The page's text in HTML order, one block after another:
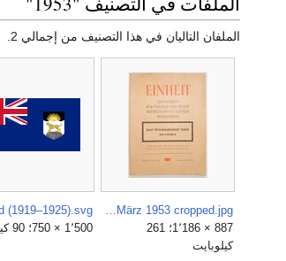
الملفان التاليان في هذا التصنيف من إجمالي 2.
887 × 1٬186؛ 261
كيلوبايت
1٬500 × 750؛ 90 كيلوبايت